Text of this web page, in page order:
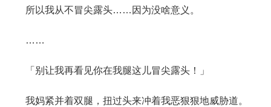
所以我从不冒尖露头……因为没啥意义。
……
「别让我再看见你在我腿这儿冒尖露头！」
我妈紧并着双腿，扭过头来冲着我恶狠狠地威胁道。